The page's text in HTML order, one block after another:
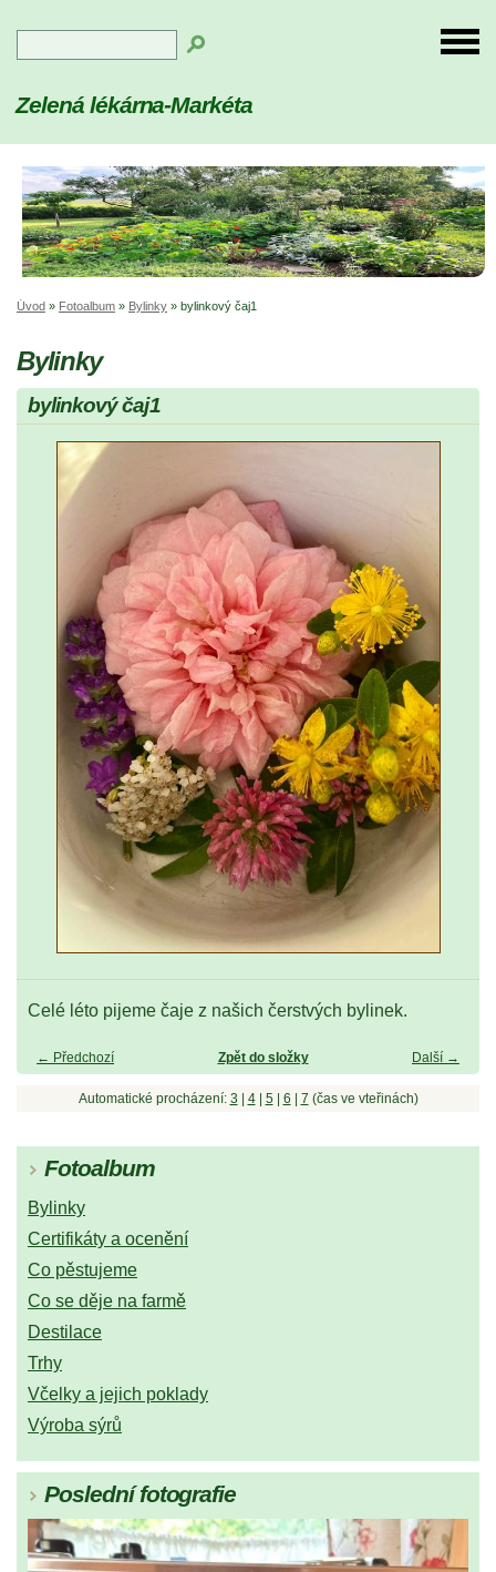
Zelená lékárna-Markéta
Úvod » Fotoalbum » Bylinky » bylinkový čaj1
Bylinky
bylinkový čaj1
Celé léto pijeme čaje z našich čerstvých bylinek.
← Předchozí Další →
Zpět do složky
Automatické procházení: 3 4| 5| 6 7 (čas ve vteřinách)
Fotoalbum
Bylinky
Certifikáty a ocenění
Co pěstujeme
Co se děje na farmě
Destilace
Trhy
Včelky a jejich poklady
Výroba sýrů
Poslední fotografie